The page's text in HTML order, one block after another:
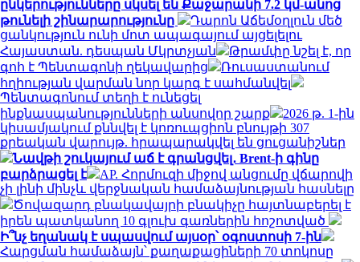
ընկերությունները սկսել են Քաջարանի 7.2 կմ-անոց
թունելի շինարարությունը
Դարոն Աճեմօղլուն մեծ
ցանկություն ունի մոտ ապագայում այցելելու
Հայաստան. դեսպան Մկրտչյան
Թրամփը նշել է, որ
գոհ է Պենտագոնի ղեկավարից
Ռուսաստանում
հղիության վարման նոր կարգ է սահմանվել
Պենտագոնում տեղի է ունեցել
ինքնասպանությունների անսովոր շարք
2026 թ. 1-ին
կիսամյակում քննվել է կոռուպցիոն բնույթի 307
քրեական վարույթ. հրապարակվել են ցուցանիշներ
Նավթի շուկայում աճ է գրանցվել․ Brent-ի գինը
բարձրացել է
AP. Հորմուզի միջով անցումը վճարովի
չի լինի մինչև վերջնական համաձայնության հասնելը
Ծովազարդ բնակավայրի բնակիչը հայտնաբերել է
իրեն պատկանող 10 գլուխ գառներին հոշոտված
Ի՞նչ եղանակ է սպասվում այսօր՝ օգոստոսի 7-ին
Հարցման համաձայն՝ քաղաքացիների 70 տոկոսը